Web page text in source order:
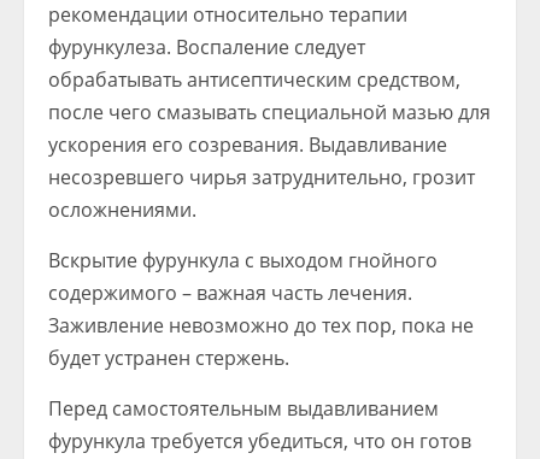
рекомендации относительно терапии
фурункулеза. Воспаление следует
обрабатывать антисептическим средством,
после чего смазывать специальной мазью для
ускорения его созревания. Выдавливание
несозревшего чирья затруднительно, грозит
осложнениями.
Вскрытие фурункула с выходом гнойного
содержимого – важная часть лечения.
Заживление невозможно до тех пор, пока не
будет устранен стержень.
Перед самостоятельным выдавливанием
фурункула требуется убедиться, что он готов